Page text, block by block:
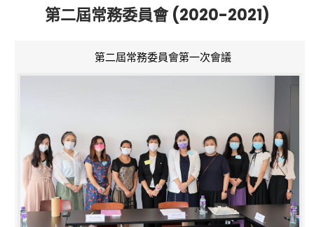
第二屆常務委員會 (2020-2021)
第二屆常務委員會第一次會議